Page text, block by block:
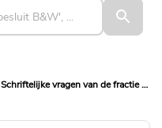
Schriftelijke vragen van de fractie VVD 'Rol van Brabantse Delta binnen het Powerport Moerdijk-traject'